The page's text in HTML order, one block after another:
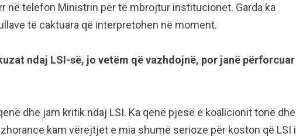
në telefon Ministrin për të mbrojtur institucionet. Garda ka
të caktuara që interpretohen në moment.
ndaj LSI-së, jo vetëm që vazhdojnë, por janë përforcuar
dhe jam kritik ndaj LSI. Ka qenë pjesë e koalicionit tonë dhe
kam vërejtjet e mia shumë serioze për koston që LSI i